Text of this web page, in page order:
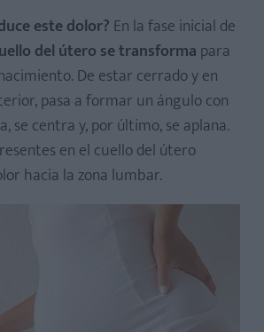
este dolor? En la fase inicial de
del útero se transforma para
De estar cerrado y en
pasa a formar un ángulo con
se centra y, por último, se aplana.
en el cuello del útero
hacia la zona lumbar.